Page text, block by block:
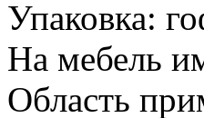
Упаковка:
На мебель
Область